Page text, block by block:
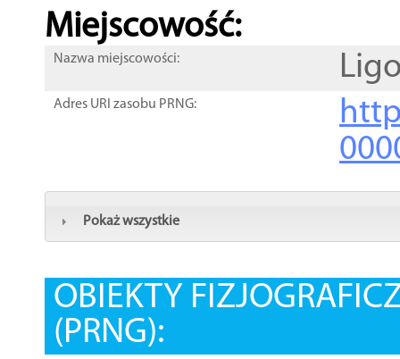
Miejscowość:
Nazwa miejscowości:
Adres URI zasobu PRNG:
Pokaż wszystkie
OBIEKTY
(PRNG):